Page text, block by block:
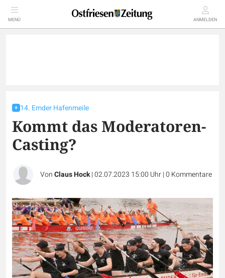
MENÜ ANMELDEN
14. Emder Hafenmeile
Kommt das Moderatoren-
Casting?
VonClaus Hock|02.07.2023 15:00 Uhr|0 Kommentare